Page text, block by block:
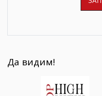
Да видим!